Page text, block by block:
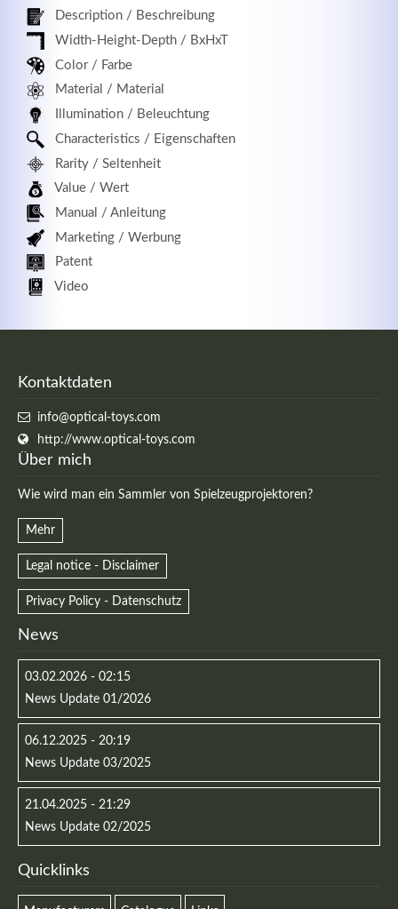
Description / Beschreibung
Width-Height-Depth / BxHxT
Color / Farbe
Material / Material
Illumination / Beleuchtung
Characteristics / Eigenschaften
Rarity / Seltenheit
Value / Wert
Manual / Anleitung
Marketing / Werbung
Patent
Video
Kontaktdaten
info@optical-toys.com
http://www.optical-toys.com
Über mich
Wie wird man ein Sammler von Spielzeugprojektoren?
Mehr
Legal notice - Disclaimer
Privacy Policy - Datenschutz
News
03.02.2026 - 02:15
News Update 01/2026
06.12.2025 - 20:19
News Update 03/2025
21.04.2025 - 21:29
News Update 02/2025
Quicklinks